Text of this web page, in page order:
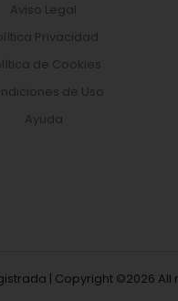
Aviso Legal
Privacidad
de Cookies
de Uso
Ayuda
| Copyright ©2026 All